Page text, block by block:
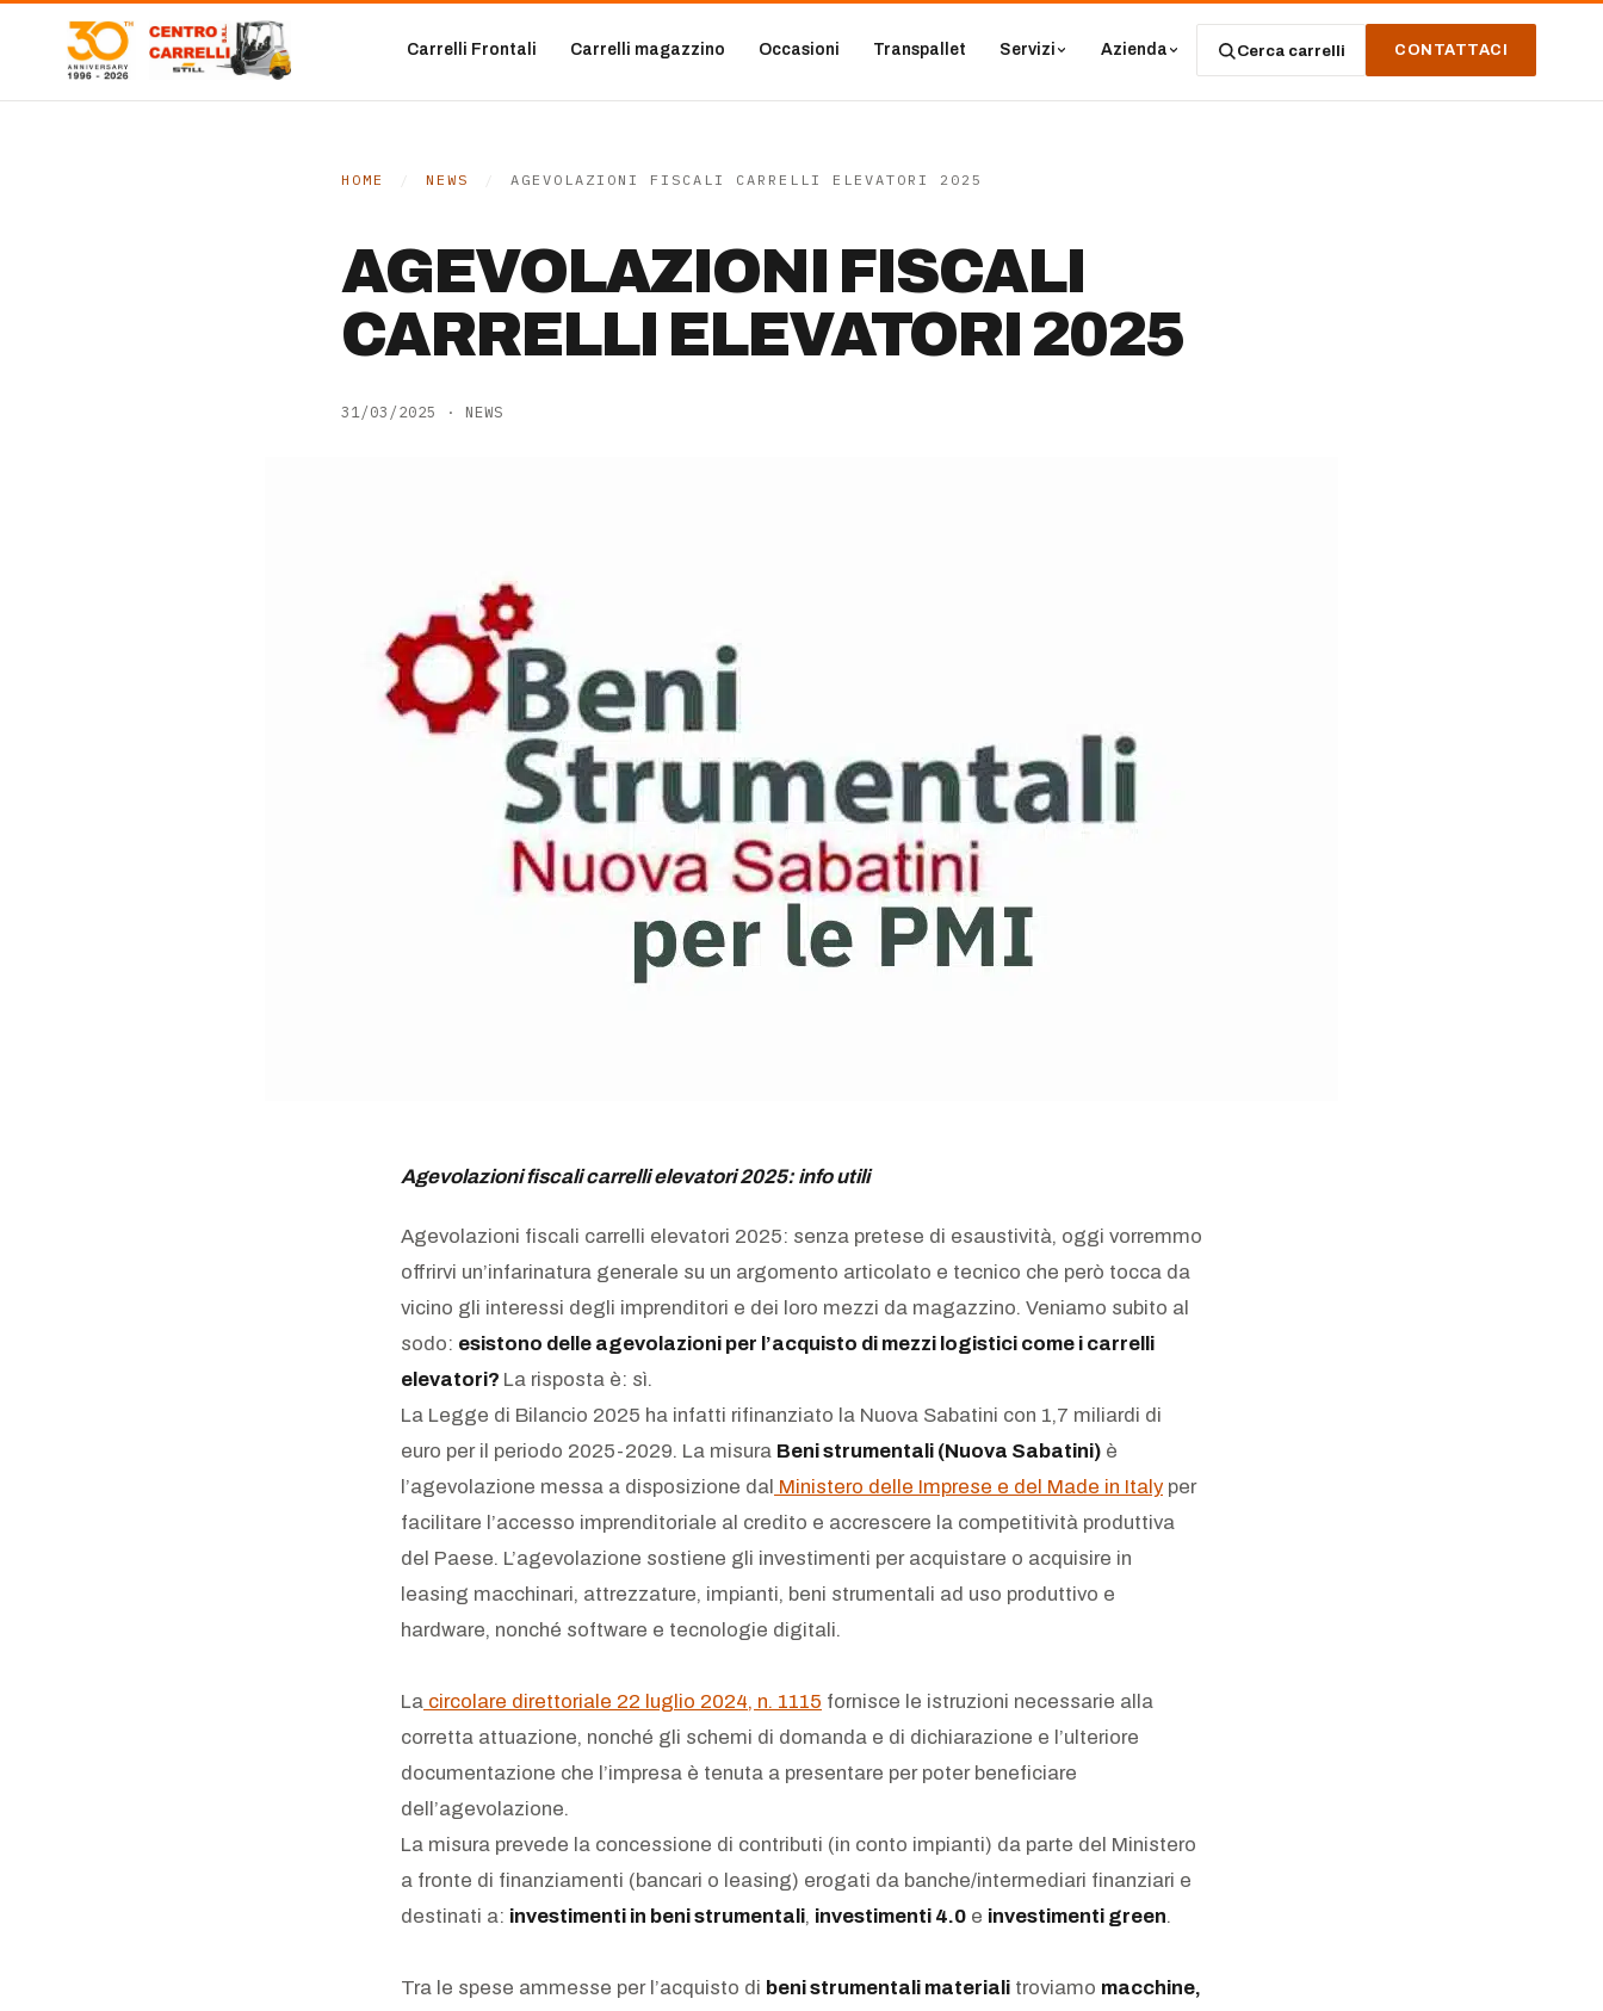
Carrelli Frontali Carrelli magazzino Occasioni Transpallet Servizi Azienda Cerca carrelli CONTATTACI
HOME NEWS AGEVOLAZIONI FISCALI CARRELLI ELEVATORI 2025
AGEVOLAZIONI FISCALI
CARRELLI ELEVATORI 2025
31/03/2025 · NEWS
Agevolazioni fiscali carrelli elevatori 2025: info utili
Agevolazioni fiscali carrelli elevatori 2025: senza pretese di esaustività, oggi vorremmo
offrirvi un’infarinatura generale su un argomento articolato e tecnico che però tocca da
vicino gli interessi degli imprenditori e dei loro mezzi da magazzino. Veniamo subito al
sodo: esistono delle agevolazioni per l’acquisto di mezzi logistici come i carrelli
elevatori? La risposta è: sì.
La Legge di Bilancio 2025 ha infatti rifinanziato la Nuova Sabatini con 1,7 miliardi di
euro per il periodo 2025-2029. La misura Beni strumentali (Nuova Sabatini) è
l’agevolazione messa a disposizione dal Ministero delle Imprese e del Made in Italy per
facilitare l’accesso imprenditoriale al credito e accrescere la competitività produttiva
del Paese. L’agevolazione sostiene gli investimenti per acquistare o acquisire in
leasing macchinari, attrezzature, impianti, beni strumentali ad uso produttivo e
hardware, nonché software e tecnologie digitali.
La circolare direttoriale 22 luglio 2024, n. 1115 fornisce le istruzioni necessarie alla
corretta attuazione, nonché gli schemi di domanda e di dichiarazione e l’ulteriore
documentazione che l’impresa è tenuta a presentare per poter beneficiare
dell’agevolazione.
La misura prevede la concessione di contributi (in conto impianti) da parte del Ministero
a fronte di finanziamenti (bancari o leasing) erogati da banche/intermediari finanziari e
destinati a: investimenti in beni strumentali, investimenti 4.0 e investimenti green.
Tra le spese ammesse per l’acquisto di beni strumentali materiali troviamo macchine,